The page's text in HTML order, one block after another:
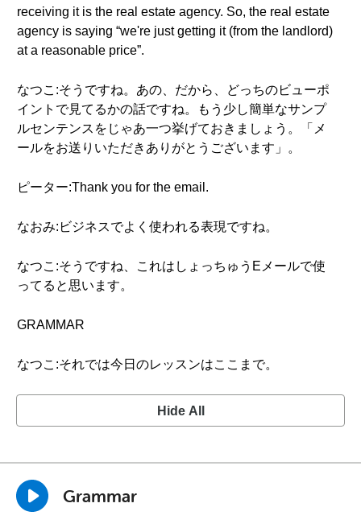
receiving it is the real estate agency. So, the real estate
agency is saying “we're just getting it (from the landlord)
at a reasonable price”.
なつこ:そうですね。あの、だから、どっちのビューポ
イントで見てるかの話ですね。もう少し簡単なサンプ
ルセンテンスをじゃあ一つ挙げておきましょう。「メ
ールをお送りいただきありがとうございます」。
ピーター:Thank you for the email.
なおみ:ビジネスでよく使われる表現ですね。
なつこ:そうですね、これはしょっちゅうEメールで使
ってると思います。
GRAMMAR
なつこ:それでは今日のレッスンはここまで。
Hide All
Grammar